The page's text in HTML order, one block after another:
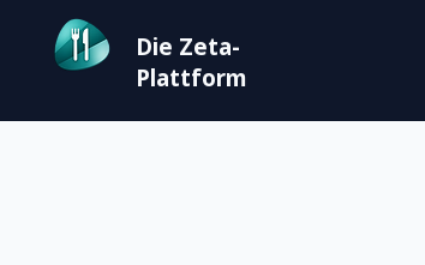
Die Zeta-
Plattform